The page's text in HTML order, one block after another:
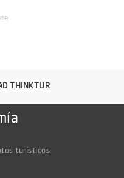
THINKTUR
turísticos